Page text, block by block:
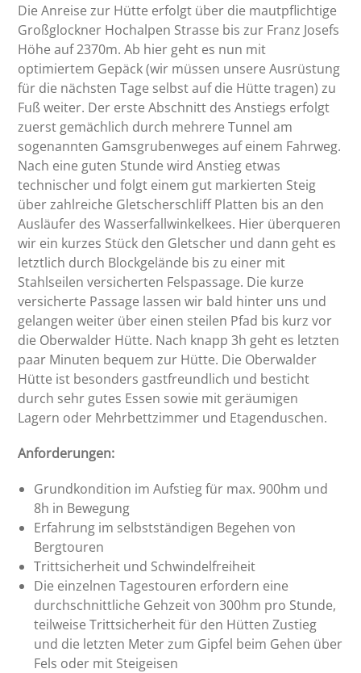
Die Anreise zur Hütte erfolgt über die mautpflichtige
Großglockner Hochalpen Strasse bis zur Franz Josefs
Höhe auf 2370m. Ab hier geht es nun mit
optimiertem Gepäck (wir müssen unsere Ausrüstung
für die nächsten Tage selbst auf die Hütte tragen) zu
Fuß weiter. Der erste Abschnitt des Anstiegs erfolgt
zuerst gemächlich durch mehrere Tunnel am
sogenannten Gamsgrubenweges auf einem Fahrweg.
Nach eine guten Stunde wird Anstieg etwas
technischer und folgt einem gut markierten Steig
über zahlreiche Gletscherschliff Platten bis an den
Ausläufer des Wasserfallwinkelkees. Hier überqueren
wir ein kurzes Stück den Gletscher und dann geht es
letztlich durch Blockgelände bis zu einer mit
Stahlseilen versicherten Felspassage. Die kurze
versicherte Passage lassen wir bald hinter uns und
gelangen weiter über einen steilen Pfad bis kurz vor
die Oberwalder Hütte. Nach knapp 3h geht es letzten
paar Minuten bequem zur Hütte. Die Oberwalder
Hütte ist besonders gastfreundlich und besticht
durch sehr gutes Essen sowie mit geräumigen
Lagern oder Mehrbettzimmer und Etagenduschen.
Anforderungen:
Grundkondition im Aufstieg für max. 900hm und
8h in Bewegung
Erfahrung im selbstständigen Begehen von
Bergtouren
Trittsicherheit und Schwindelfreiheit
Die einzelnen Tagestouren erfordern eine
durchschnittliche Gehzeit von 300hm pro Stunde,
teilweise Trittsicherheit für den Hütten Zustieg
und die letzten Meter zum Gipfel beim Gehen über
Fels oder mit Steigeisen